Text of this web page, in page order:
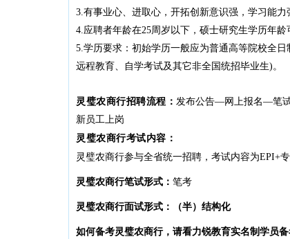
3.有事业心、进取心，开拓创新意识强，学习能
4.应聘者年龄在25周岁以下，硕士研究生学历年
5.学历要求：初始学历一般应为普通高等院校全
远程教育、自学考试及其它非全国统招毕业生)。
灵璧农商行招聘流程：发布公告—网上报名—笔
新员工上岗
灵璧农商行考试内容：
灵璧农商行参与全省统一招聘，考试内容为EPI+
灵璧农商行笔试形式： 笔考
灵璧农商行面试形式：（半）结构化
如何备考灵璧农商行，请看力锐教育实名制学员备